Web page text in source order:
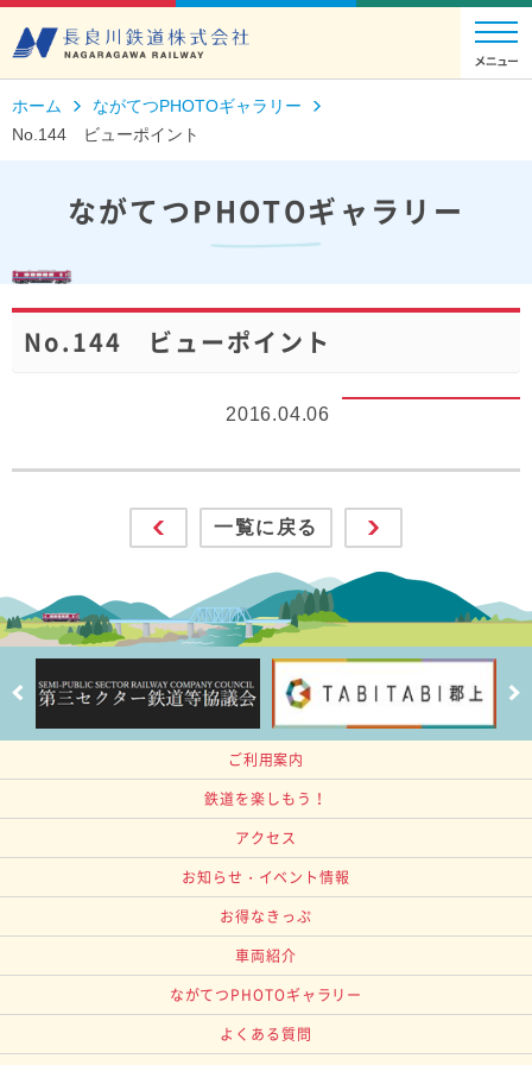
ホーム
ながてつPHOTOギャラリー
No.144 ビューポイント
ながてつPHOTOギャラリー
No.144 ビューポイント
2016.04.06
一覧に戻る
ご利用案内
鉄道を楽しもう！
アクセス
お知らせ・イベント情報
お得なきっぷ
車両紹介
ながてつPHOTOギャラリー
よくある質問